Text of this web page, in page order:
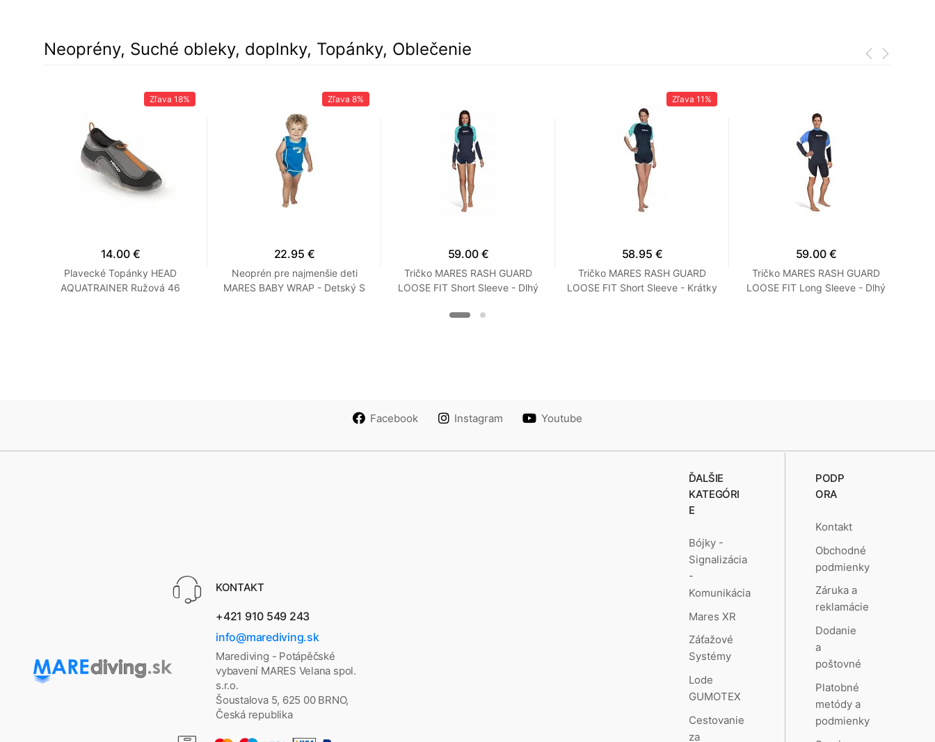
Neoprény, Suché obleky, doplnky, Topánky, Oblečenie
Zľava 18%
14.00 €
Plavecké Topánky HEAD
AQUATRAINER Ružová 46
Zľava 8%
22.95 €
Neoprén pre najmenšie deti
MARES BABY WRAP - Detský S
59.00 €
Tričko MARES RASH GUARD
LOOSE FIT Short Sleeve - Dlhý
XXS Tyrkysová
Zľava 11%
58.95 €
Tričko MARES RASH GUARD
LOOSE FIT Short Sleeve - Krátky
59.00 €
Tričko MARES RASH GUARD
LOOSE FIT Long Sleeve - Dlhý
Facebook Instagram Youtube
KONTAKT
+421 910 549 243
info@marediving.sk
Marediving - Potápěčské
vybavení MARES Velana spol.
s.r.o.
Šoustalova 5, 625 00 BRNO,
Česká republika
ĎALŠIE
KATEGÓRI
E
Bójky -
Signalizácia
-
Komunikácia
Mares XR
Záťažové
Systémy
Lode
GUMOTEX
Cestovanie
za
PODP
ORA
Kontakt
Obchodné
podmienky
Záruka a
reklamácie
Dodanie
a
poštovné
Platobné
metódy a
podmienky